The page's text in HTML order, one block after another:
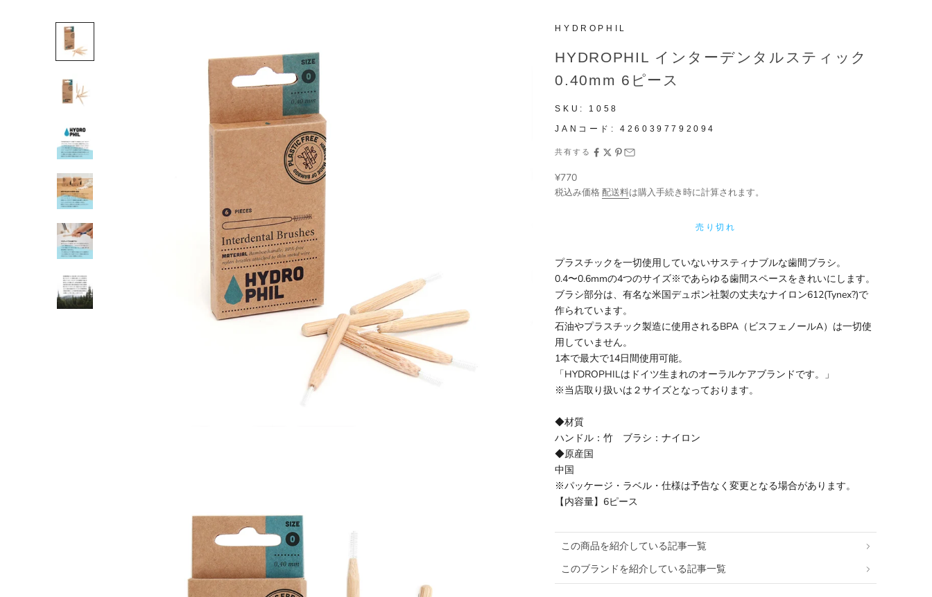
HYDROPHIL
HYDROPHIL インターデンタルスティック
0.40mm 6ピース
SKU: 1058
JANコード:4260397792094
共有する
セール価格
¥770
税込み価格配送料は購入手続き時に計算されます。
売り切れ
プラスチックを一切使用していないサスティナブルな歯間ブラシ。
0.4〜0.6mmの4つのサイズ※であらゆる歯間スペースをきれいにします。
ブラシ部分は、有名な米国デュポン社製の丈夫なナイロン612(Tynex?)で
作られています。
石油やプラスチック製造に使用されるBPA（ビスフェノールA）は一切使
用していません。
1本で最大で14日間使用可能。
「HYDROPHILはドイツ生まれのオーラルケアブランドです。」
※当店取り扱いは２サイズとなっております。
◆材質
ハンドル：竹 ブラシ：ナイロン
◆原産国
中国
※パッケージ・ラベル・仕様は予告なく変更となる場合があります。
【内容量】6ピース
この商品を紹介している記事一覧
このブランドを紹介している記事一覧